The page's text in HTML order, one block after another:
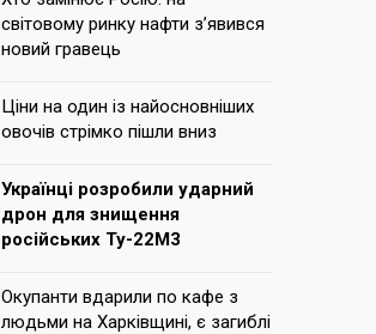
світовому ринку нафти з’явився
новий гравець
Ціни на один із найосновніших
овочів стрімко пішли вниз
Українці розробили ударний
дрон для знищення
російських Ту-22М3
Окупанти вдарили по кафе з
людьми на Харківщині, є загиблі